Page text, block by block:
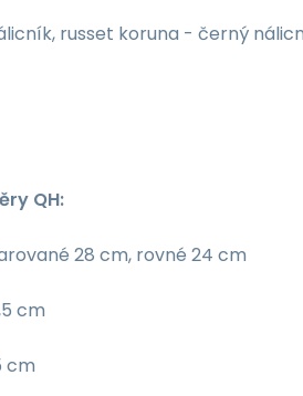
russet koruna - černý
QH:
28 cm, rovné 24 cm
cm
cm